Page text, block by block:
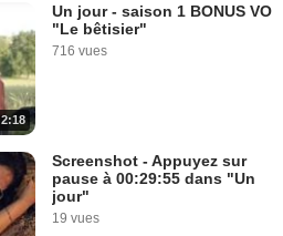
2:18
Un jour - saison 1 BONUS VO
"Le bêtisier"
716 vues
Screenshot - Appuyez sur
pause à 00:29:55 dans "Un
jour"
19 vues